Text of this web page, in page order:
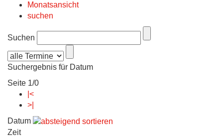
Monatsansicht
suchen
Suchen
Suchergebnis für Datum
Seite 1/0
|<
>|
Datum
Zeit